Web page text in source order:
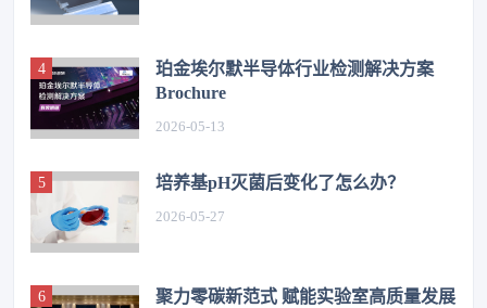
珀金埃尔默半导体行业检测解决方案
Brochure
2026-05-13
培养基pH灭菌后变化了怎么办？
2026-05-27
聚力零碳新范式 赋能实验室高质量发展